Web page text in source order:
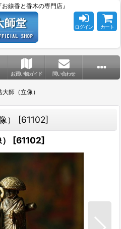
線香と香木の専門店』
ログイン カート
お買い物ガイド 問い合わせ
師（立像）
） [61102]
[61102]